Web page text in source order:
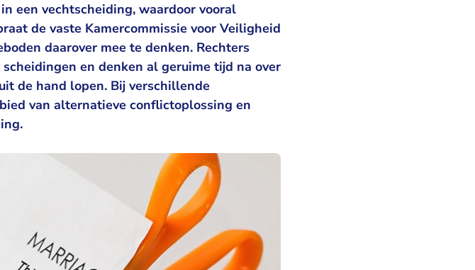
een vechtscheiding, waardoor vooral
de vaste Kamercommissie voor Veiligheid
daarover mee te denken. Rechters
en denken al geruime tijd na over
de hand lopen. Bij verschillende
van alternatieve conflictoplossing en